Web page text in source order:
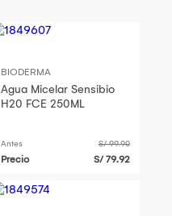
BIODERMA
Agua Micelar Sensibio
H20 FCE 250ML
Antes S/ 99.90
Precio S/ 79.92